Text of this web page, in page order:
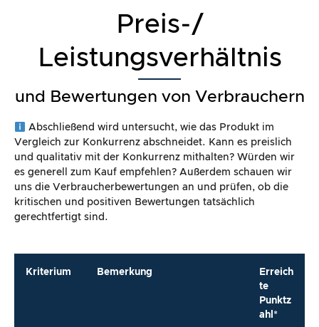
Preis-/
Leistungsverhältnis
und Bewertungen von Verbrauchern
Abschließend wird untersucht, wie das Produkt im
Vergleich zur Konkurrenz abschneidet. Kann es preislich
und qualitativ mit der Konkurrenz mithalten? Würden wir
es generell zum Kauf empfehlen? Außerdem schauen wir
uns die Verbraucherbewertungen an und prüfen, ob die
kritischen und positiven Bewertungen tatsächlich
gerechtfertigt sind.
Kriterium Bemerkung
Erreich
te
Punktz
ahl*